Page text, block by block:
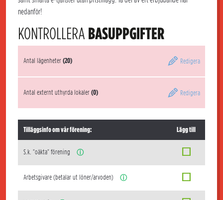
nedanför!
KONTROLLERA BASUPPGIFTER
Antal lägenheter(20) Redigera
Antal externt uthyrda lokaler(0) Redigera
Tilläggsinfo om vår förening: Lägg till
S.k. "oäkta" förening ⓘ
Arbetsgivare (betalar ut löner/arvoden) ⓘ